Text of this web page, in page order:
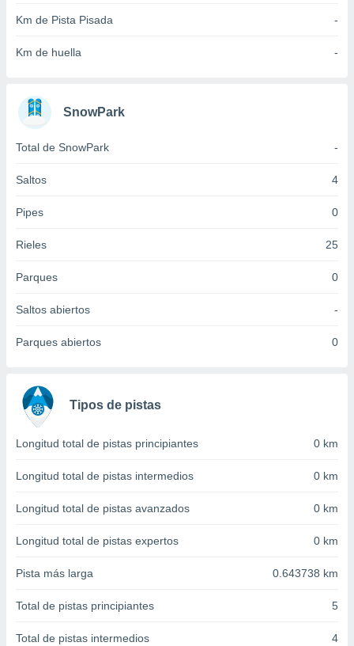
crear un
uso de
medir el
la
el
del
de
de
de
de
con el
e
publicidad
publicidad
de
Km de Pista Pisada -
Km de huella -
SnowPark
Total de SnowPark -
Saltos 4
Pipes 0
Rieles 25
Parques 0
Saltos abiertos -
Parques abiertos 0
Tipos de pistas
Longitud total de pistas principiantes 0 km
Longitud total de pistas intermedios 0 km
Longitud total de pistas avanzados 0 km
Longitud total de pistas expertos 0 km
Pista más larga 0.643738 km
Total de pistas principiantes 5
Total de pistas intermedios 4